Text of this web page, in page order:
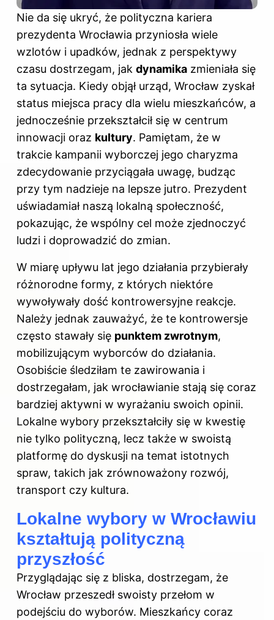
Nie da się ukryć, że polityczna kariera
prezydenta Wrocławia przyniosła wiele
wzlotów i upadków, jednak z perspektywy
czasu dostrzegam, jak dynamika zmieniała się
ta sytuacja. Kiedy objął urząd, Wrocław zyskał
status miejsca pracy dla wielu mieszkańców, a
jednocześnie przekształcił się w centrum
innowacji oraz kultury. Pamiętam, że w
trakcie kampanii wyborczej jego charyzma
zdecydowanie przyciągała uwagę, budząc
przy tym nadzieje na lepsze jutro. Prezydent
uświadamiał naszą lokalną społeczność,
pokazując, że wspólny cel może zjednoczyć
ludzi i doprowadzić do zmian.
W miarę upływu lat jego działania przybierały
różnorodne formy, z których niektóre
wywoływały dość kontrowersyjne reakcje.
Należy jednak zauważyć, że te kontrowersje
często stawały się punktem zwrotnym,
mobilizującym wyborców do działania.
Osobiście śledziłam te zawirowania i
dostrzegałam, jak wrocławianie stają się coraz
bardziej aktywni w wyrażaniu swoich opinii.
Lokalne wybory przekształciły się w kwestię
nie tylko polityczną, lecz także w swoistą
platformę do dyskusji na temat istotnych
spraw, takich jak zrównoważony rozwój,
transport czy kultura.
Lokalne wybory w Wrocławiu
kształtują polityczną
przyszłość
Przyglądając się z bliska, dostrzegam, że
Wrocław przeszedł swoisty przełom w
podejściu do wyborów. Mieszkańcy coraz